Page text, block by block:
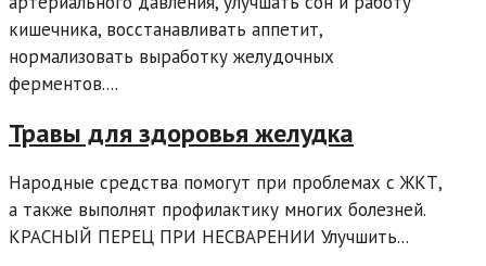
кишечника, восстанавливать аппетит,
нормализовать выработку желудочных
ферментов....
Травы для здоровья желудка
Народные средства помогут при проблемах с ЖКТ,
а также выполнят профилактику многих болезней.
КРАСНЫЙ ПЕРЕЦ ПРИ НЕСВАРЕНИИ Улучшить...